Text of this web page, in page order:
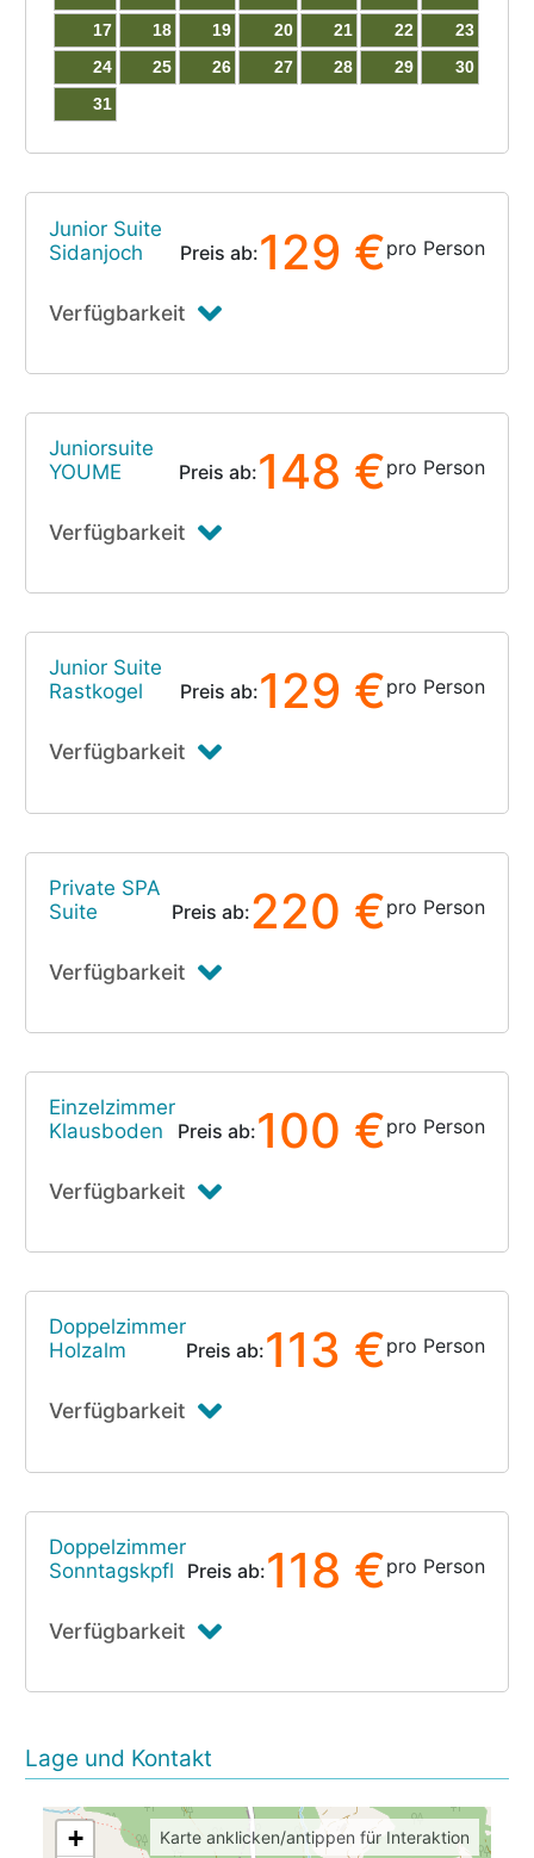
17
18 19 20 21 22
23
24
25 26 27 28 29
30
31
Junior Suite
Sidanjoch
Preis ab:129 €pro Person
Verfügbarkeit
Juniorsuite
YOUME
Preis ab:148 €pro Person
Verfügbarkeit
Junior Suite
Rastkogel
Preis ab:129 €pro Person
Verfügbarkeit
Private SPA
Suite
Preis ab:220 €pro Person
Verfügbarkeit
Einzelzimmer
Klausboden
Preis ab:100 €pro Person
Verfügbarkeit
Doppelzimmer
Holzalm
Preis ab:113 €pro Person
Verfügbarkeit
Doppelzimmer
Sonntagskpfl
Preis ab:118 €pro Person
Verfügbarkeit
Lage und Kontakt
+
Karte anklicken/antippen für Interaktion